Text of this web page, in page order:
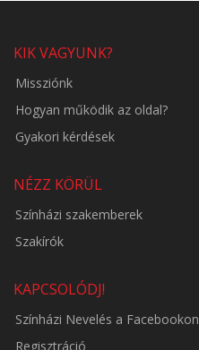
KIK VAGYUNK?
Missziónk
Hogyan működik az oldal?
Gyakori kérdések
NÉZZ KÖRÜL
Színházi szakemberek
Szakírók
KAPCSOLÓDJ!
Színházi Nevelés a Facebookon
Regisztráció